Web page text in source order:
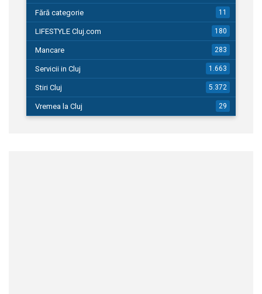
Fără categorie 11
LIFESTYLE Cluj.com 180
Mancare 283
Servicii in Cluj 1.663
Stiri Cluj 5.372
Vremea la Cluj 29